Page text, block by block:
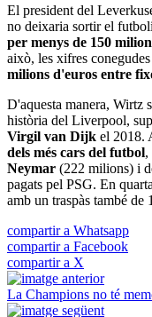
El president del
no deixaria sortir el
per menys de 150
això, les xifres
milions d'euros entre
D'aquesta manera, Wirtz
història del Liverpool,
Virgil van Dijk el 2018.
dels més cars del futbol,
Neymar (222 milions) i
pagats pel PSG. En
amb un traspàs també de
compartir a Whatsapp
compartir a Facebook
compartir a X
La Champions no té